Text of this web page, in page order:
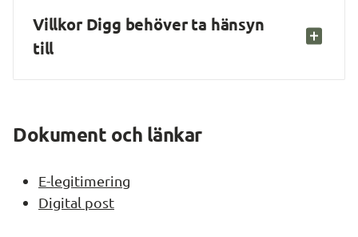
Villkor Digg behöver ta hänsyn
till
Dokument och länkar
E-legitimering
Digital post